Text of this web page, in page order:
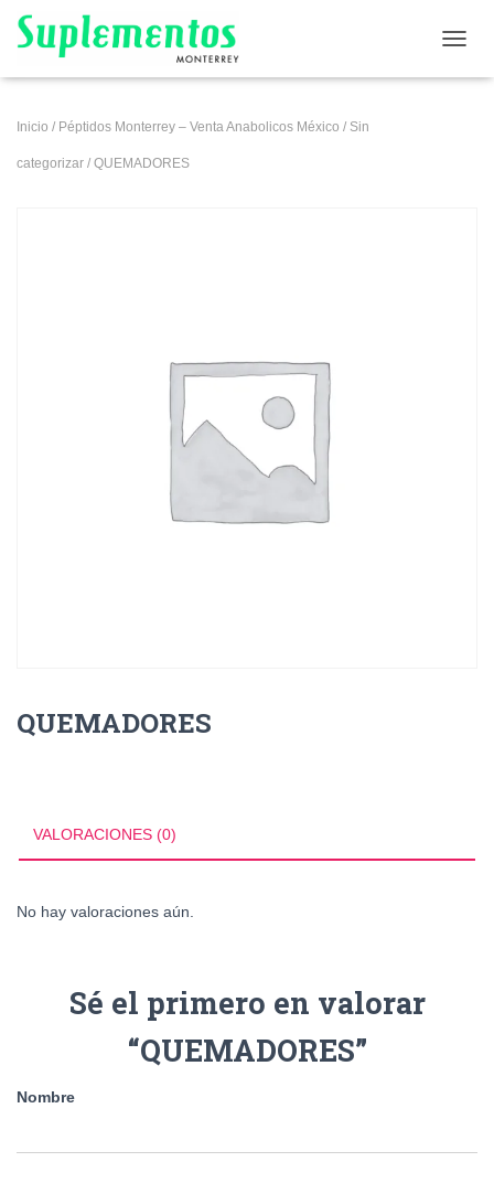
Inicio / Péptidos Monterrey – Venta Anabolicos México / Sin
categorizar / QUEMADORES
QUEMADORES
VALORACIONES (0)
No hay valoraciones aún.
Sé el primero en valorar
“QUEMADORES”
Nombre